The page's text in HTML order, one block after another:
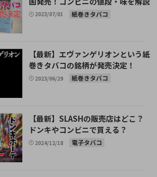
2023/07/01 紙巻きタバコ
【最新】エヴァンゲリオンという紙
巻きタバコの銘柄が発売決定！
2023/06/29 紙巻きタバコ
【最新】SLASHの販売店はどこ？
ドンキやコンビニで買える？
2024/12/18 電子タバコ